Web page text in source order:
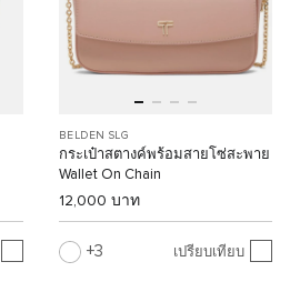
BELDEN SLG
กระเป๋าสตางค์พร้อมสายโซ่สะพาย
Wallet On Chain
12,000 บาท
3 เปรียบเทียบ